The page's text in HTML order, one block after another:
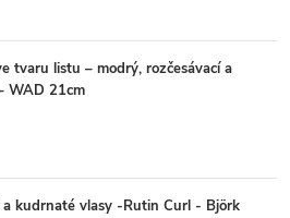
tvaru listu – modrý, rozčesávací a
WAD 21cm
kudrnaté vlasy -Rutin Curl - Björk